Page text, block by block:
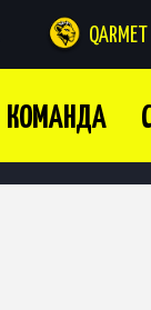
QARMET
КОМАНДА